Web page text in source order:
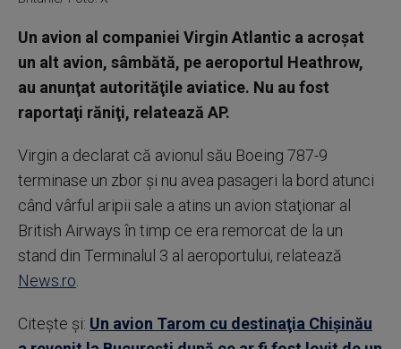
Un avion al companiei Virgin Atlantic a acroşat
un alt avion, sâmbătă, pe aeroportul Heathrow,
au anunţat autorităţile aviatice. Nu au fost
raportaţi răniţi, relatează AP.
Virgin a declarat că avionul său Boeing 787-9
terminase un zbor şi nu avea pasageri la bord atunci
când vârful aripii sale a atins un avion staţionar al
British Airways în timp ce era remorcat de la un
stand din Terminalul 3 al aeroportului, relatează
News.ro
Citește și: Un avion Tarom cu destinaţia Chişinău